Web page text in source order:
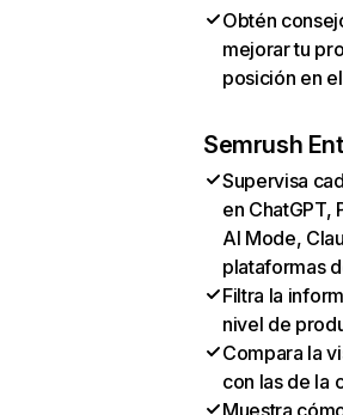
Obtén
mejorar tu
posición en
Semrush
Supervisa
en ChatGPT,
AI Mode,
plataformas
Filtra la
nivel de
Compara la
con las de la
Muestra